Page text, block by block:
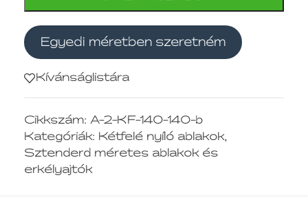
Egyedi méretben szeretném
Kívánságlistára
Cikkszám: A-2-KF-140-140-b
Kategóriák: Kétfelé nyíló ablakok,
Sztenderd méretes ablakok és
erkélyajtók